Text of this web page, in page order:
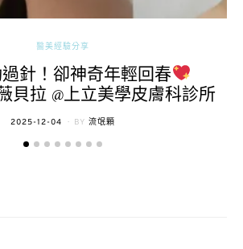
醫美經驗分享
針！卻神奇年輕回春
貝拉 @上立美學皮膚科診所
POSTED
2025-12-04 BY 流氓顆